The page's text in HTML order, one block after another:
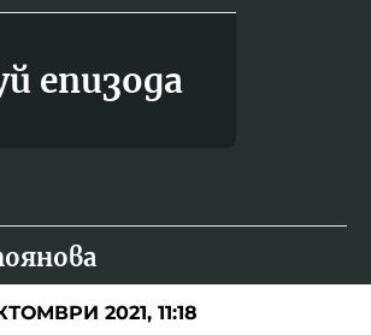
епизода
2021, 11:18